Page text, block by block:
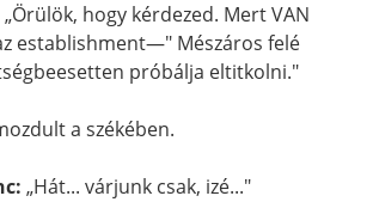
„Örülök, hogy kérdezed. Mert VAN
establishment—" Mészáros felé
próbálja eltitkolni."
a székében.
„Hát... várjunk csak, izé..."